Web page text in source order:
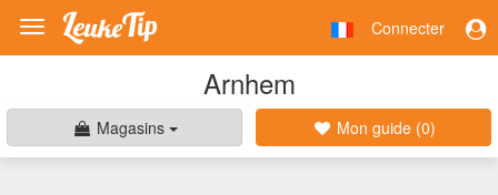
Toggle
navigation
Connecter
Arnhem
Magasins Mon guide (0)